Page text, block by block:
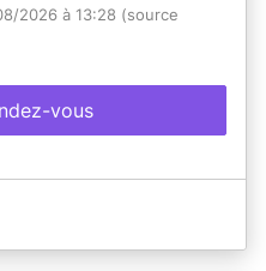
plus
2026 à 13:28 (source
vous